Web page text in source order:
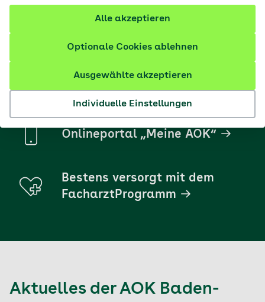
Individuelle Einstellungen
Ausgewählte akzeptieren
Optionale Cookies ablehnen
Alle akzeptieren
Ihre AOK Baden-Württemberg
GESUNDNAH: Ihre AOK vor Ort
Onlineportal „Meine AOK“
Bestens versorgt mit dem
FacharztProgramm
Aktuelles der AOK Baden-